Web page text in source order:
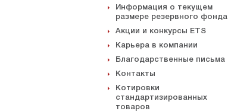
Информация о текущем
размере резервного фонда
Акции и конкурсы ETS
Карьера в компании
Благодарственные письма
Контакты
Котировки
стандартизированных
товаров